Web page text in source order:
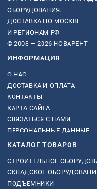
ОБОРУДОВАНИЯ.
ДОСТАВКА ПО МОСКВЕ
И РЕГИОНАМ РФ
© 2008 — 2026 НОВАРЕНТ
ИНФОРМАЦИЯ
О НАС
ДОСТАВКА И ОПЛАТА
КОНТАКТЫ
КАРТА САЙТА
СВЯЗАТЬСЯ С НАМИ
ПЕРСОНАЛЬНЫЕ ДАННЫЕ
КАТАЛОГ ТОВАРОВ
СТРОИТЕЛЬНОЕ
СКЛАДСКОЕ
ПОДЪЕМНИКИ